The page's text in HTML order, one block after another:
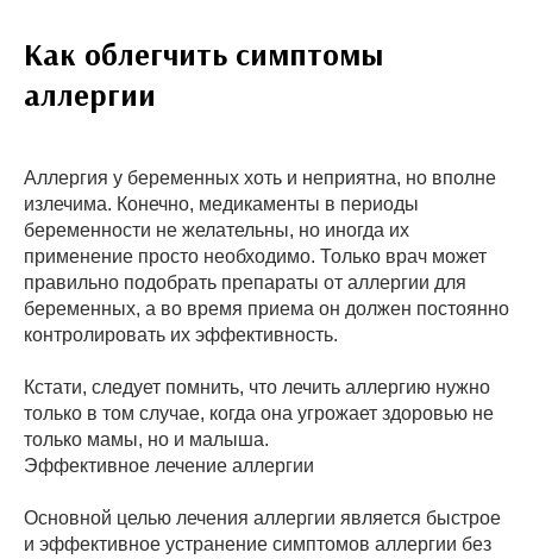
Как облегчить симптомы
аллергии
Аллергия у беременных хоть и неприятна, но вполне
излечима. Конечно, медикаменты в периоды
беременности не желательны, но иногда их
применение просто необходимо. Только врач может
правильно подобрать препараты от аллергии для
беременных, а во время приема он должен постоянно
контролировать их эффективность.
Кстати, следует помнить, что лечить аллергию нужно
только в том случае, когда она угрожает здоровью не
только мамы, но и малыша.
Эффективное лечение аллергии
Основной целью лечения аллергии является быстрое
и эффективное устранение симптомов аллергии без